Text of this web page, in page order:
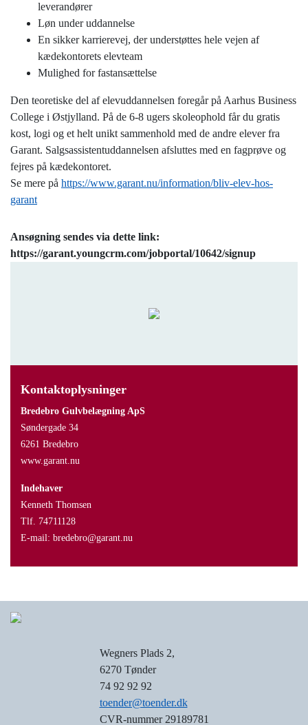
leverandører
Løn under uddannelse
En sikker karrierevej, der understøttes hele vejen af
kædekontorets elevteam
Mulighed for fastansættelse
Den teoretiske del af elevuddannelsen foregår på Aarhus Business
College i Østjylland. På de 6-8 ugers skoleophold får du gratis
kost, logi og et helt unikt sammenhold med de andre elever fra
Garant. Salgsassistentuddannelsen afsluttes med en fagprøve og
fejres på kædekontoret.
Se mere på https://www.garant.nu/information/bliv-elev-hos-
garant
Ansøgning sendes via dette link:
https://garant.youngcrm.com/jobportal/10642/signup
Kontaktoplysninger
Bredebro Gulvbelægning ApS
Søndergade 34
6261 Bredebro
www.garant.nu
Indehaver
Kenneth Thomsen
Tlf. 74711128
E-mail: bredebro@garant.nu
Wegners Plads 2,
6270 Tønder
74 92 92 92
toender@toender.dk
CVR-nummer 29189781